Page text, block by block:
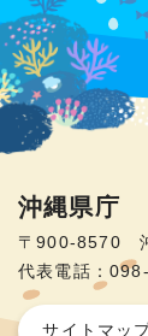
沖縄県庁
〒900-8570
代表電話：
サイトマッ